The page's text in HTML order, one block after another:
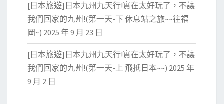
[日本旅遊]日本九州九天行!實在太好玩了，不讓
我們回家的九州!(第一天-下 休息站之旅~~往福
岡~) 2025 年 9 月 23 日
[日本旅遊]日本九州九天行!實在太好玩了，不讓
我們回家的九州!(第一天-上 飛抵日本~~) 2025 年
9 月 2 日